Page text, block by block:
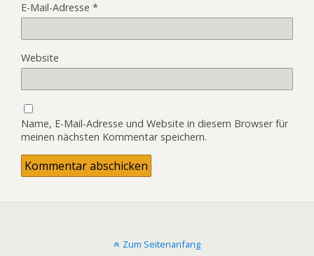
E-Mail-Adresse *
Website
Name, E-Mail-Adresse und Website in diesem Browser für
meinen nächsten Kommentar speichern.
Zum Seitenanfang